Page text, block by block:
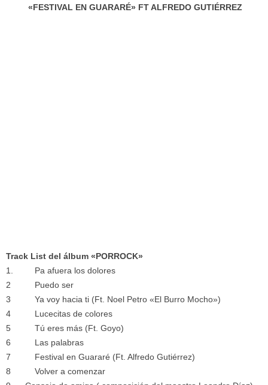
«FESTIVAL EN GUARARÉ» FT ALFREDO GUTIÉRREZ
Track List del álbum «PORROCK»
1. Pa afuera los dolores
2 Puedo ser
3 Ya voy hacia ti (Ft. Noel Petro «El Burro Mocho»)
4 Lucecitas de colores
5 Tú eres más (Ft. Goyo)
6 Las palabras
7 Festival en Guararé (Ft. Alfredo Gutiérrez)
8 Volver a comenzar